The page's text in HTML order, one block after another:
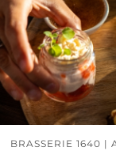
BRASSERIE 1640 |